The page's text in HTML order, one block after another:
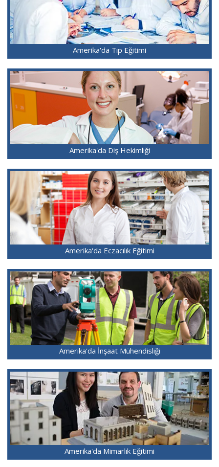
Amerika'da Tıp Eğitimi
Amerika'da Diş Hekimliği
Amerika'da Eczacılık Eğitimi
Amerika'da İnşaat Mühendisliği
Amerika'da Mimarlık Eğitimi